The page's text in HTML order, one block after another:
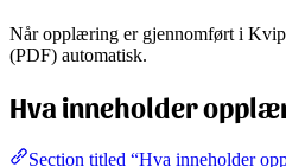
Når opplæring er gjennomført i
(PDF) automatisk.
Hva inneholder
Section titled “Hva inneholder